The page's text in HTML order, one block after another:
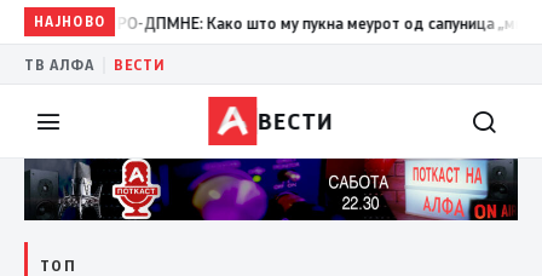
НАЈНОВО
19:39ВМРО-ДПМНЕ: Како што му пукна меурот од сапуница „мигранти
ТВ АЛФА ВЕСТИ
ВЕСТИ
ТОП